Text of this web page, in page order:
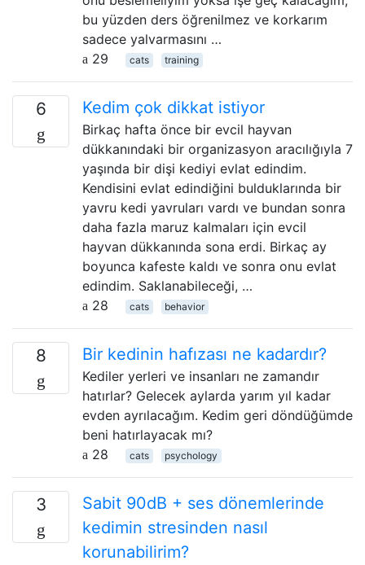
bu yüzden ders öğrenilmez ve korkarım
sadece yalvarmasını …
29
cats training
6 Kedim çok dikkat istiyor
Birkaç hafta önce bir evcil hayvan
dükkanındaki bir organizasyon aracılığıyla 7
yaşında bir dişi kediyi evlat edindim.
Kendisini evlat edindiğini bulduklarında bir
yavru kedi yavruları vardı ve bundan sonra
daha fazla maruz kalmaları için evcil
hayvan dükkanında sona erdi. Birkaç ay
boyunca kafeste kaldı ve sonra onu evlat
edindim. Saklanabileceği, …
28
cats behavior
8 Bir kedinin hafızası ne kadardır?
Kediler yerleri ve insanları ne zamandır
hatırlar? Gelecek aylarda yarım yıl kadar
evden ayrılacağım. Kedim geri döndüğümde
beni hatırlayacak mı?
28
cats psychology
3
Sabit 90dB + ses dönemlerinde
kedimin stresinden nasıl
korunabilirim?